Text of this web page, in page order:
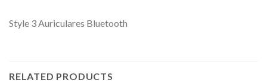
Style 3 Auriculares Bluetooth
RELATED PRODUCTS